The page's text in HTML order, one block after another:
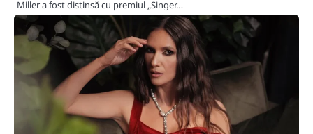
Miller a fost distinsă cu premiul „Singer…